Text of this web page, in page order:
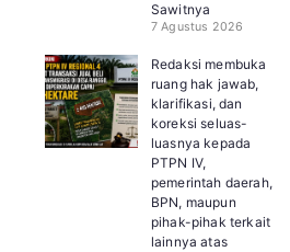
Sawitnya
7 Agustus 2026
Redaksi membuka
ruang hak jawab,
klarifikasi, dan
koreksi seluas-
luasnya kepada
PTPN IV,
pemerintah daerah,
BPN, maupun
pihak-pihak terkait
lainnya atas